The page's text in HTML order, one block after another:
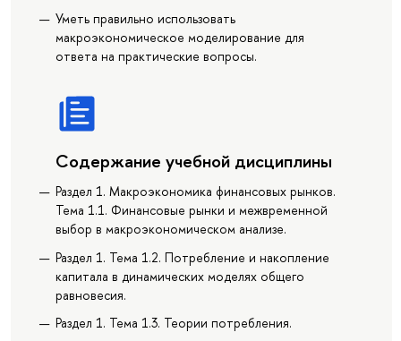
Уметь правильно использовать
макроэкономическое моделирование для
ответа на практические вопросы.
Содержание учебной дисциплины
Раздел 1. Макроэкономика финансовых рынков.
Тема 1.1. Финансовые рынки и межвременной
выбор в макроэкономическом анализе.
Раздел 1. Тема 1.2. Потребление и накопление
капитала в динамических моделях общего
равновесия.
Раздел 1. Тема 1.3. Теории потребления.